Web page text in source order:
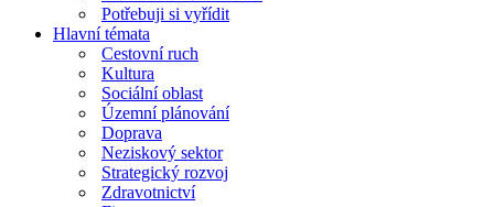
Potřebuji si vyřídit
Hlavní témata
Cestovní ruch
Kultura
Sociální oblast
Územní plánování
Doprava
Neziskový sektor
Strategický rozvoj
Zdravotnictví